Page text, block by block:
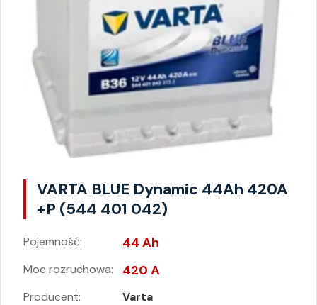
VARTA BLUE Dynamic 44Ah 420A
+P (544 401 042)
Pojemność: 44 Ah
Moc rozruchowa: 420 A
Producent: Varta